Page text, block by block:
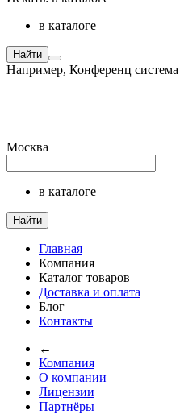
в каталоге
Найти
Например, Конференц система
Москва
в каталоге
Найти
Главная
Компания
Каталог товаров
Доставка и оплата
Блог
Контакты
←
Компания
О компании
Лицензии
Партнёры